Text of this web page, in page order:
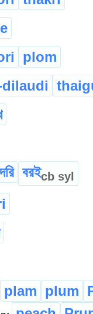
plom
dilaudi
বরইcb syl
plam plum